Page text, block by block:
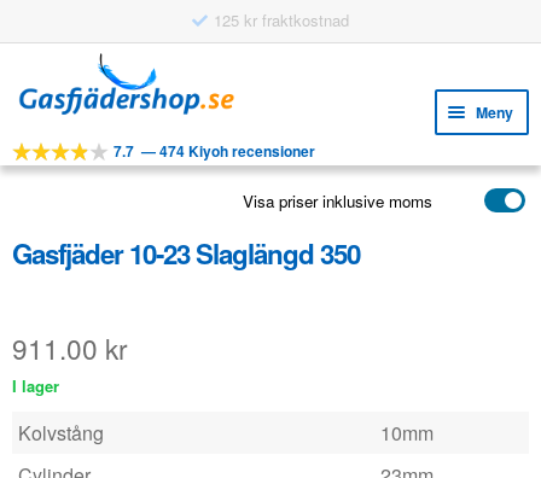
125 kr fraktkostnad
till
navigering
till
innehåll
Meny
VERKTYG
APPLIKATIONER
VANLIGA FRÅGOR
7.7 —474 Kiyoh recensioner
Visa priser inklusive moms
Gasfjäder 10-23 Slaglängd 350
911.00 kr
I lager
Kolvstång
10mm